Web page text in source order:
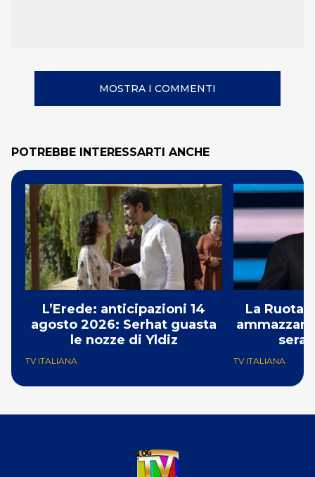
MOSTRA I COMMENTI
POTREBBE INTERESSARTI ANCHE
L’Erede: anticipazioni 14
agosto 2026: Serhat guasta
le nozze di Yldiz
TV ITALIANA
La Ruota
TV ITALIANA